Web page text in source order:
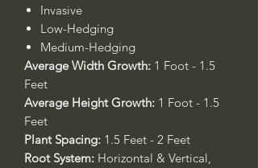
Invasive
Low-Hedging
Medium-Hedging
Average Width Growth: 1 Foot - 1.5
Feet
Average Height Growth: 1 Foot - 1.5
Feet
Plant Spacing: 1.5 Feet - 2 Feet
Root System: Horizontal & Vertical,